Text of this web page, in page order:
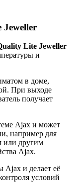
Jeweller
Lite Jeweller
и
в доме,
При выходе
получает
Ajax и может
например для
или другим
Ajax.
Ajax и делает её
условий